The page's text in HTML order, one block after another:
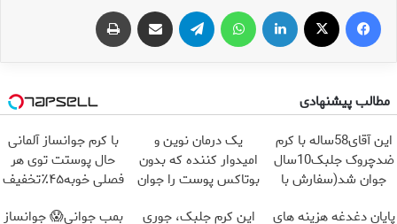
فیس بوک لینکدین تلگرام اشتراک گذاری از طریق ایمیل
مطالب پیشنهادی
این آقای58ساله با کرم
ضدچروک جلبک10سال
جوان شد(سفارش با
یک درمان نوین و
امیدوار کننده که بدون
بوتاکس پوست را جوان
با کرم جوانساز آلمانی
حال پوستت توی هر
فصلی خوبه۴۵٪تخفیف
پایان دغدغه هزینه های
این کرم جلبک، جوری
بمب جوانی😱 جوانساز